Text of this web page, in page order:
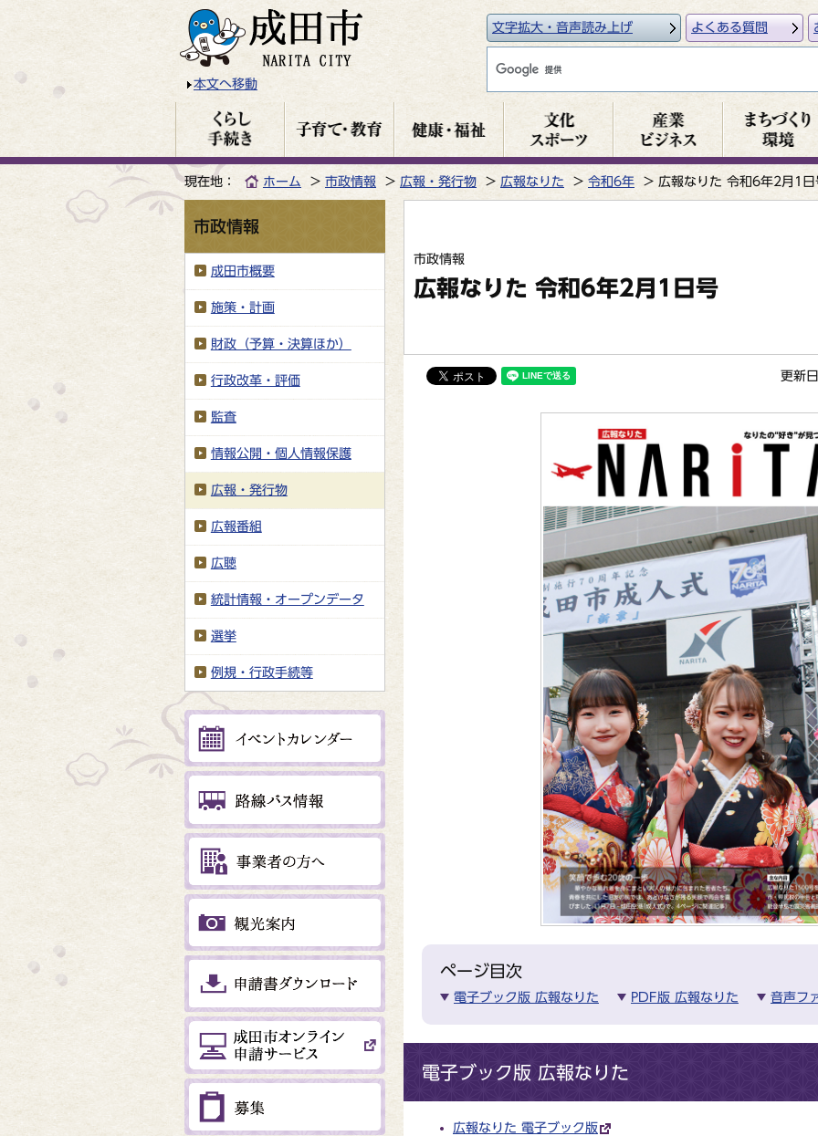
本文へ移動
文字拡大・音声読み上げ よくある質問
現在地： ホーム 市政情報 広報・発行物 広報なりた 令和6年 広報なりた 令和6年2月1日
市政情報
広報なりた 令和6年2月1日号
更新
ページ目次
電子ブック版 広報なりた PDF版 広報なりた 音声フ
電子ブック版 広報なりた
広報なりた 電子ブック版
市政情報
成田市概要
施策・計画
財政（予算・決算ほか）
行政改革・評価
監査
情報公開・個人情報保護
広報・発行物
広報番組
広聴
統計情報・オープンデータ
選挙
例規・行政手続等